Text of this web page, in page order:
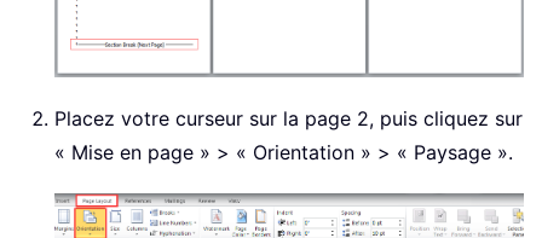
Placez votre curseur sur la page 2, puis cliquez sur
« Mise en page » > « Orientation » > « Paysage ».